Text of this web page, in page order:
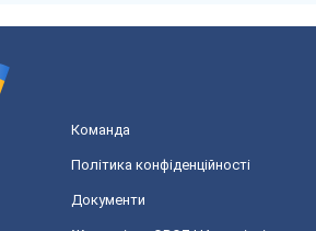
Команда
Політика конфіденційності
Документи